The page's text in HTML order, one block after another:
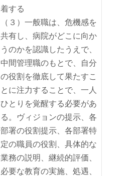
着する
（３）一般職は、危機感を
共有し、病院がどこに向か
うのかを認識したうえで、
中間管理職のもとで、自分
の役割を徹底して果たすこ
とに注力することで、一人
ひとりを覚醒する必要があ
る。ヴィジョンの提示、各
部署の役割提示、各部署特
定の職員の役割、具体的な
業務の説明、継続的評価、
必要な教育の実施、処遇、